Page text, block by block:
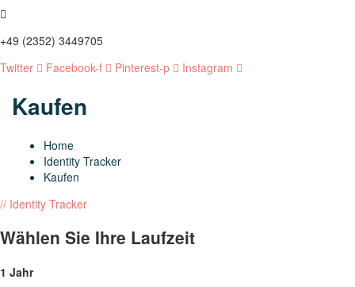
+49 (2352) 3449705
Twitter
Facebook-f Pinterest-p Instagram
Kaufen
Home
Identity Tracker
Kaufen
// Identity Tracker
Wählen Sie Ihre Laufzeit
1 Jahr